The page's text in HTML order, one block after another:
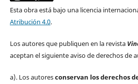
Esta obra está bajo una licencia
Atribución 4.0.
Los autores que publiquen en la revista
aceptan el siguiente aviso de derechos de
a). Los autoresconservan los derechos